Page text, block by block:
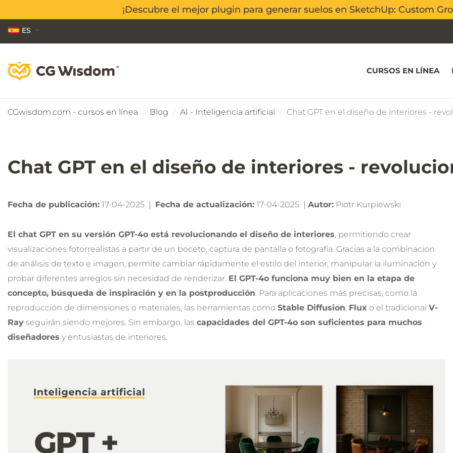
¡Descubre el mejor plugin para generar suelos en SketchUp: Custom
¡Descubre el mejor plugin para generar suelos en SketchUp: Custom
ES
EN
CURSOS EN LÍNEA
CGwisdom.com - cursos en línea Blog AI - Inteligencia artificial Chat GPT en el diseño de interiores -
Chat GPT en el diseño de interiores -
Fecha de publicación: 17-04-2025 | Fecha de actualización: 17-04-2025 | Autor: Piotr Kurpiewski
El chat GPT en su versión GPT-4o está revolucionando el diseño de interiores, permitiendo crear
visualizaciones fotorrealistas a partir de un boceto, captura de pantalla o fotografía. Gracias a la combinación
de análisis de texto e imagen, permite cambiar rápidamente el estilo del interior, manipular la iluminación y
probar diferentes arreglos sin necesidad de renderizar. El GPT-4o funciona muy bien en la etapa de
concepto, búsqueda de inspiración y en la postproducción. Para aplicaciones más precisas, como la
reproducción de dimensiones o materiales, las herramientas como Stable Diffusion, Flux o el tradicional V-
Ray seguirán siendo mejores. Sin embargo, las capacidades del GPT-4o son suficientes para muchos
diseñadores y entusiastas de interiores.
Veo, etc. en arquitectura
y diseño
5.0
NOVEDAD
Creación de visualizaciones
de IA
Generación de videos de IA
Retoque instantáneo